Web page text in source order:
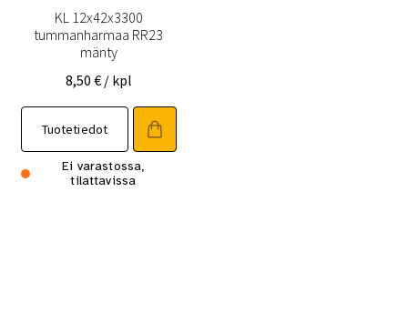
KL 12x42x3300
tummanharmaa RR23
mänty
8,50 € / kpl
Tuotetiedot
Ei varastossa,
tilattavissa